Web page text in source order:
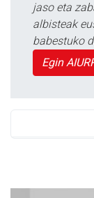
jaso eta
albisteak
babestuko
Egin